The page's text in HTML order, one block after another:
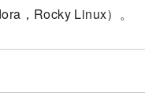
，Rocky Linux）。